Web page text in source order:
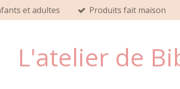
et adultes Produits fait maison
L'atelier de